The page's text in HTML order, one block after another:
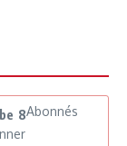
8Abonnés